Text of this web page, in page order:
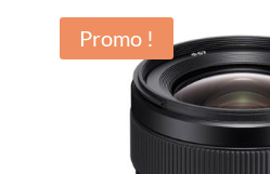
Promo !